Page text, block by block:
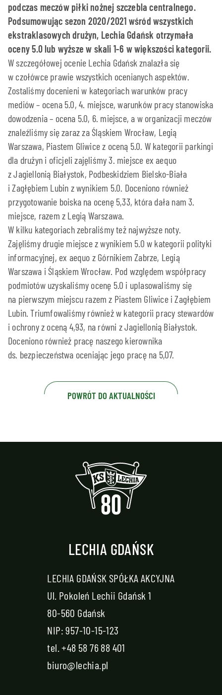
podczas meczów piłki nożnej szczebla centralnego.
Podsumowując sezon 2020/2021 wśród wszystkich
ekstraklasowych drużyn, Lechia Gdańsk otrzymała
oceny 5.0 lub wyższe w skali 1-6 w większości kategorii.
W szczegółowej ocenie Lechia Gdańsk znalazła się
w czołówce prawie wszystkich ocenianych aspektów.
Zostaliśmy docenieni w kategoriach warunków pracy
mediów – ocena 5.0, 4. miejsce, warunków pracy stanowiska
dowodzenia – ocena 5.0, 6. miejsce, a w organizacji meczów
znaleźliśmy się zaraz za Śląskiem Wrocław, Legią
Warszawa, Piastem Gliwice z oceną 5.0. W kategorii parkingi
dla drużyn i oficjeli zajęliśmy 3. miejsce ex aequo
z Jagiellonią Białystok, Podbeskidziem Bielsko-Biała
i Zagłębiem Lubin z wynikiem 5.0. Doceniono również
przygotowanie boiska na ocenę 5,33, która dała nam 3.
miejsce, razem z Legią Warszawa.
W kilku kategoriach zebraliśmy też najwyższe noty.
Zajęliśmy drugie miejsce z wynikiem 5.0 w kategorii polityki
informacyjnej, ex aequo z Górnikiem Zabrze, Legią
Warszawa i Śląskiem Wrocław. Pod względem współpracy
podmiotów uzyskaliśmy ocenę 5.0 i uplasowaliśmy się
na pierwszym miejscu razem z Piastem Gliwice i Zagłębiem
Lubin. Triumfowaliśmy również w kategorii pracy stewardów
i ochrony z oceną 4,93, na równi z Jagiellonią Białystok.
Doceniono również pracę naszego kierownika
ds. bezpieczeństwa oceniając jego pracę na 5,07.
POWRÓT DO AKTUALNOŚCI
LECHIA GDAŃSK
LECHIA GDAŃSK SPÓŁKA AKCYJNA
Ul. Pokoleń Lechii Gdańsk 1
80-560 Gdańsk
NIP: 957-10-15-123
tel.+48 58 76 88 401
biuro@lechia.pl